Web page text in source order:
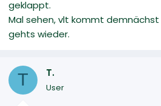
geklappt.
Mal sehen, vlt kommt
gehts wieder.
T T.
User